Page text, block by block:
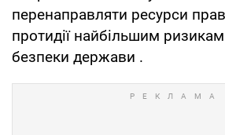
перенаправляти ресурси
протидії найбільшим
безпеки держави .